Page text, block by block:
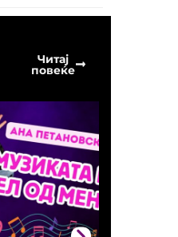
Читај
повеќе